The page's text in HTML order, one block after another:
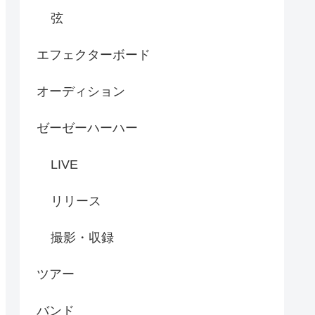
弦
エフェクターボード
オーディション
ゼーゼーハーハー
LIVE
リリース
撮影・収録
ツアー
バンド